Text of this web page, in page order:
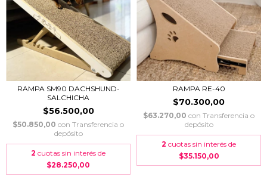
RAMPA SM90 DACHSHUND-
SALCHICHA
$56.500,00
$50.850,00 con Transferencia o
depósito
2 cuotas sin interés de
$28.250,00
RAMPA RE-40
$70.300,00
$63.270,00 con Transferencia o
depósito
2 cuotas sin interés de
$35.150,00